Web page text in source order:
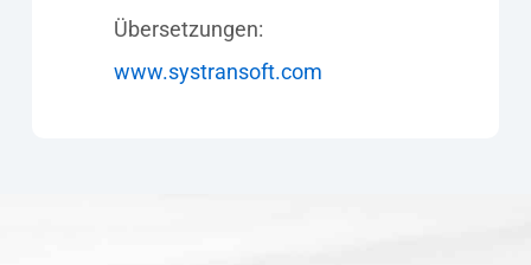
Übersetzungen:
www.systransoft.com